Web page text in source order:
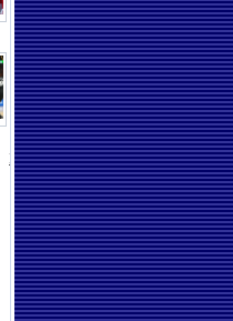
NBA |文班33+8亚历山大19+7 马刺大